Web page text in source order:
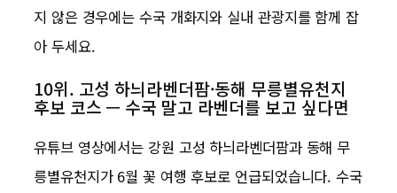
지 않은 경우에는 수국 개화지와 실내 관광지를 함께 잡
아 두세요.
10위. 고성 하늬라벤더팜·동해 무릉별유천지
후보 코스 — 수국 말고 라벤더를 보고 싶다면
유튜브 영상에서는 강원 고성 하늬라벤더팜과 동해 무
릉별유천지가 6월 꽃 여행 후보로 언급되었습니다. 수국